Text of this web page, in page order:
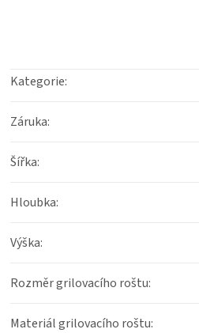
Kategorie:
Záruka:
Šířka:
Hloubka:
Výška:
Rozměr grilovacího roštu:
Materiál grilovacího roštu: